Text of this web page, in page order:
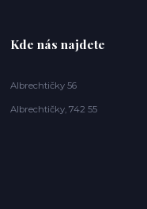
Kde nás najdete
Albrechtičky 56
Albrechtičky, 742 55